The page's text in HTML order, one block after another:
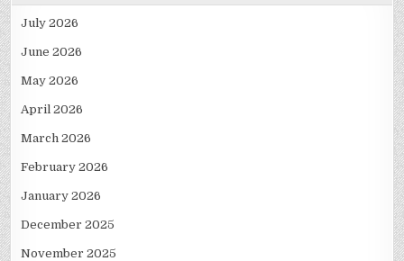
July 2026
June 2026
May 2026
April 2026
March 2026
February 2026
January 2026
December 2025
November 2025